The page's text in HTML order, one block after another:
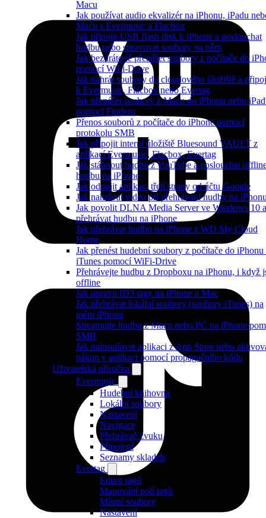
Macu
Jak používat audio ekvalizér na iPhonu, iPadu
Macu s Evermusic a Flacbox
Jak připojit USB flash disk k iPhone a poslouchat
hudbu nebo spravovat soubory na něm
Jak bezdrátově přenášet soubory z počítače do
pomocí WiFi-Drive
Jak nahrát soubory do cloudového úložiště a
k Evermusic, Flacbox nebo Evertag
Jak přenášet soubory z Macu do iPhonu nebo
pomocí Finderu
Přenos souborů z počítače do iPhone pomocí
protokolu SMB
Jak připojit interní úložiště Bluesound VAULT z
aplikací Evermusic, Flacbox, Evertag
Jak stáhnout hudbu z YouTube a poslouchat
hudbu na iPhone
Jak odpojit aplikaci třetí strany od účtu Google
Jak nahrávat video při přehrávání hudby na
Jak povolit DLNA Media Server ve Windows 10 a
přehrávat hudbu na iPhone
Jak přehrávat hudbu na iPhone z WD My Cloud
Home
Jak přenést hudební soubory z počítače do iPhonu
iTunes pomocí WiFi-Drive
Přehrávejte hudbu z Dropboxu na iPhonu, i když
offline
Jak upravit ID3 tagy na iPhone a Mac
Jak přehrávat lokální soubory (soubory iTunes) na
mém iPhonu
Streamujte hudbu z Macu nebo PC na iPhone
SMB
Jak nainstalovat aplikaci z App Store nebo
nákup v aplikaci pomocí propagačního kódu
Uživatelská příručka
Evermusic
Hudební knihovna
Lokální soubory
Nastavení
Navigace
Přehrávač zvuku
Připojení
Seznamy skladeb
Evertag
Editor tagů
Mapování polí tagů
Místní soubory
Nastavení